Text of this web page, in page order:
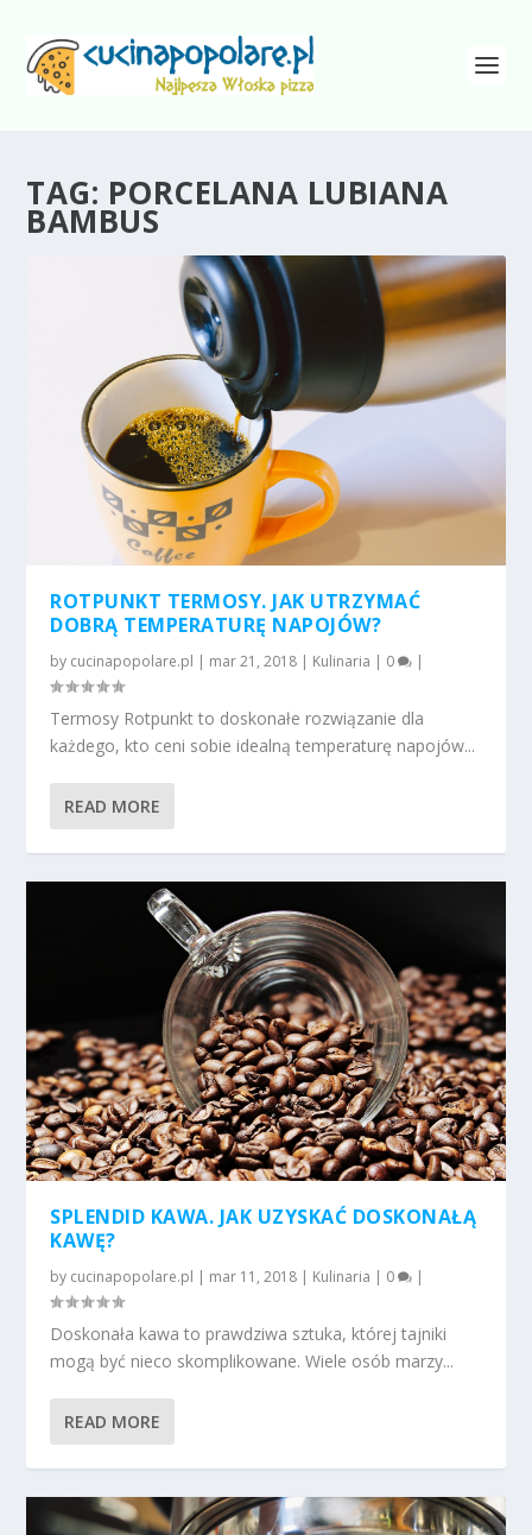
TAG: PORCELANA LUBIANA
BAMBUS
ROTPUNKT TERMOSY. JAK UTRZYMAĆ
DOBRĄ TEMPERATURĘ NAPOJÓW?
by cucinapopolare.pl | mar 21, 2018 | Kulinaria | 0 |
Termosy Rotpunkt to doskonałe rozwiązanie dla
każdego, kto ceni sobie idealną temperaturę napojów...
READ MORE
SPLENDID KAWA. JAK UZYSKAĆ DOSKONAŁĄ
KAWĘ?
by cucinapopolare.pl | mar 11, 2018 | Kulinaria | 0 |
Doskonała kawa to prawdziwa sztuka, której tajniki
mogą być nieco skomplikowane. Wiele osób marzy...
READ MORE